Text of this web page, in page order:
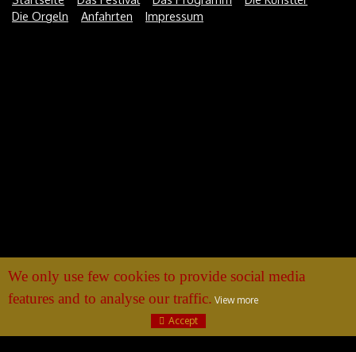
We only use few cookies to provide social media
features and to analyse our traffic. View more
Accept
Die Orgeln
Anfahrten Impressum